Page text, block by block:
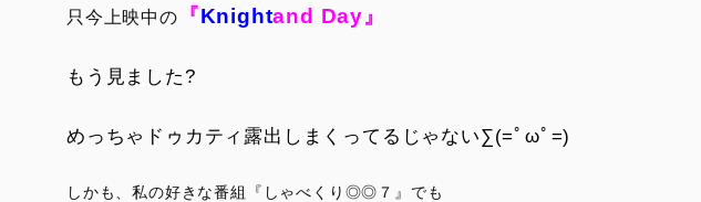
只今上映中の 『Knightand Day』
もう見ました?
めっちゃドゥカティ露出しまくってるじゃない∑(=ﾟωﾟ=)
しかも、私の好きな番組『しゃべくり◎◎７』でも